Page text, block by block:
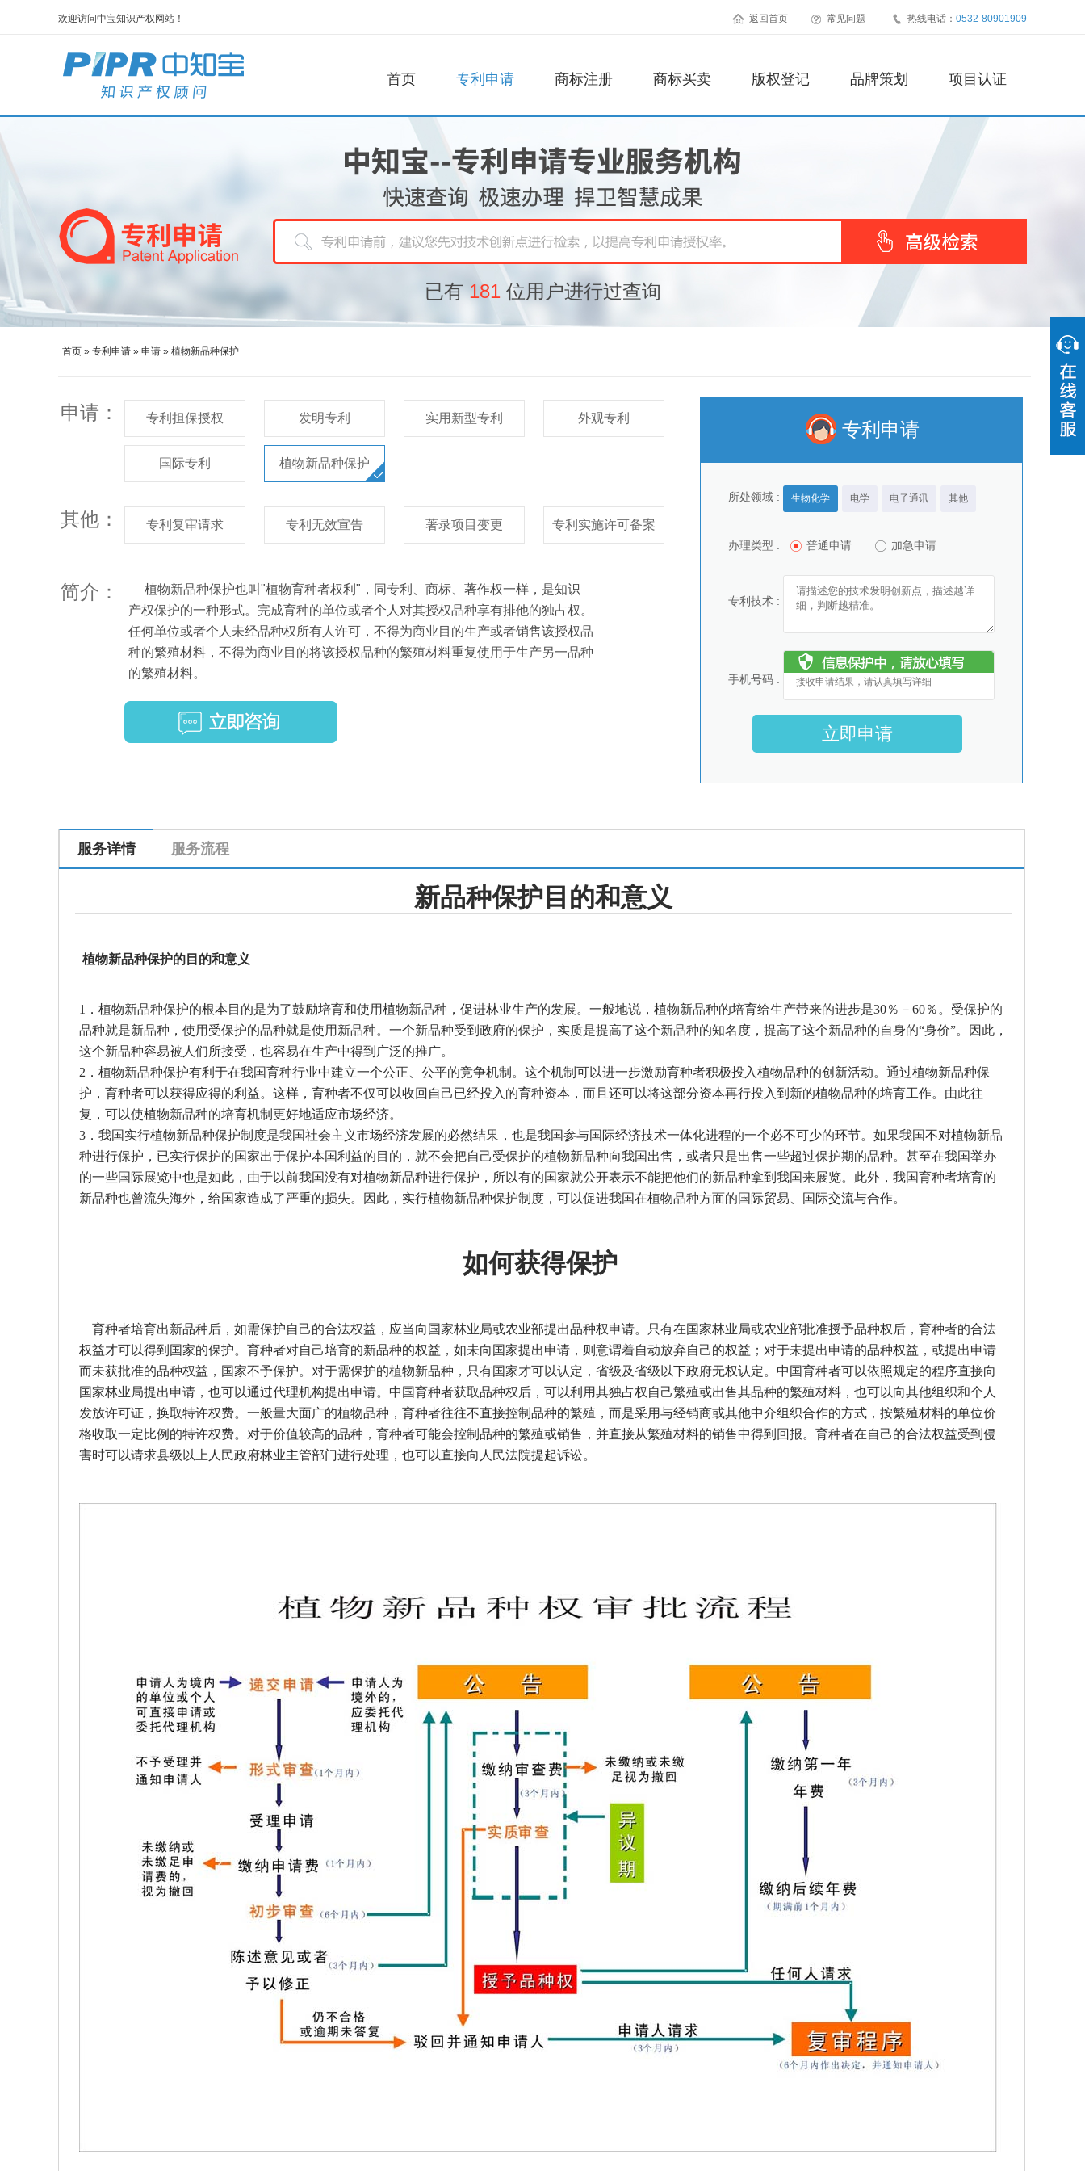
欢迎访问中宝知识产权网站！ 返回首页 常见问题 热线电话： 0532-80901909
首页 专利申请 商标注册 商标买卖 版权登记 品牌策划 项目认证
已有181位用户进行过查询
首页 » 专利申请 » 申请 » 植物新品种保护
申请： 专利担保授权 发明专利 实用新型专利 外观专利
国际专利 植物新品种保护
其他： 专利复审请求 专利无效宣告 著录项目变更 专利实施许可备案
简介：
植物新品种保护也叫"植物育种者权利"，同专利、商标、著作权一样，是知识
产权保护的一种形式。 完成育种的单位或者个人对其授权品种享有排他的独占权。
任何单位或者个人未经品种权所有人许可， 不得为商业目的生产或者销售该授权品
种的繁殖材料，不得为商业目的将该授权品种的繁殖材料重复使用于生产另一品种
的繁殖材料。
专利申请
所处领域 : 生物化学 电学 电子通讯 其他
办理类型 : 普通申请 加急申请
专利技术 :
手机号码 :
服务详情 服务流程
新品种保护 目的和意义
植物新品种保护的目的和意义
1．植物新品种保护的根本目的是为了鼓励培育和使用植物新品种，促进林业生产的发展。一般地说，植物新品种的培育给生产带来的进步是30％－60％。受保护的
品种就是新品种，使用受保护的品种就是使用新品种。一个新品种受到政府的保护，实质是提高了这个新品种的知名度，提高了这个新品种的自身的“身价”。因此，
这个新品种容易被人们所接受，也容易在生产中得到广泛的推广。
2．植物新品种保护有利于在我国育种行业中建立一个公正、公平的竞争机制。这个机制可以进一步激励育种者积极投入植物品种的创新活动。通过植物新品种保
护，育种者可以获得应得的利益。这样，育种者不仅可以收回自己已经投入的育种资本，而且还可以将这部分资本再行投入到新的植物品种的培育工作。由此往
复，可以使植物新品种的培育机制更好地适应市场经济。
3．我国实行植物新品种保护制度是我国社会主义市场经济发展的必然结果，也是我国参与国际经济技术一体化进程的一个必不可少的环节。如果我国不对植物新品
种进行保护，已实行保护的国家出于保护本国利益的目的，就不会把自己受保护的植物新品种向我国出售，或者只是出售一些超过保护期的品种。甚至在我国举办
的一些国际展览中也是如此，由于以前我国没有对植物新品种进行保护，所以有的国家就公开表示不能把他们的新品种拿到我国来展览。此外，我国育种者培育的
新品种也曾流失海外，给国家造成了严重的损失。因此，实行植物新品种保护制度，可以促进我国在植物品种方面的国际贸易、国际交流与合作。
如何获得保护
育种者培育出新品种后，如需保护自己的合法权益，应当向国家林业局或农业部提出品种权申请。只有在国家林业局或农业部批准授予品种权后，育种者的合法
权益才可以得到国家的保护。育种者对自己培育的新品种的权益，如未向国家提出申请，则意谓着自动放弃自己的权益；对于未提出申请的品种权益，或提出申请
而未获批准的品种权益，国家不予保护。对于需保护的植物新品种，只有国家才可以认定，省级及省级以下政府无权认定。中国育种者可以依照规定的程序直接向
国家林业局提出申请，也可以通过代理机构提出申请。中国育种者获取品种权后，可以利用其独占权自己繁殖或出售其品种的繁殖材料，也可以向其他组织和个人
发放许可证，换取特许权费。一般量大面广的植物品种，育种者往往不直接控制品种的繁殖，而是采用与经销商或其他中介组织合作的方式，按繁殖材料的单位价
格收取一定比例的特许权费。对于价值较高的品种，育种者可能会控制品种的繁殖或销售，并直接从繁殖材料的销售中得到回报。育种者在自己的合法权益受到侵
害时可以请求县级以上人民政府林业主管部门进行处理，也可以直接向人民法院提起诉讼。